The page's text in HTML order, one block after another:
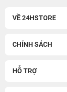
VỀ 24HSTORE
CHÍNH SÁCH
HỖ TRỢ